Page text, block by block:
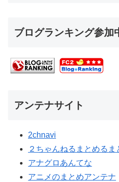
ブログランキング参加
アンテナサイト
2chnavi
２ちゃんねるまとめるま
アナグロあんてな
アニメのまとめアンテナ